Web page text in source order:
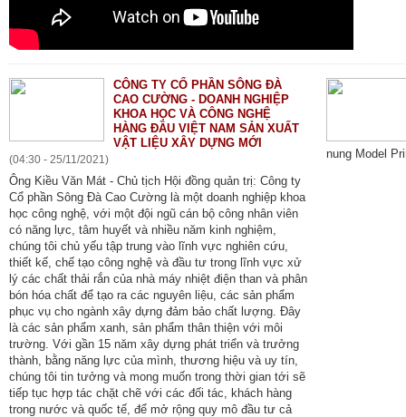
CÔNG TY CỔ PHẦN SÔNG ĐÀ
CAO CƯỜNG - DOANH NGHIỆP
KHOA HỌC VÀ CÔNG NGHỆ
HÀNG ĐẦU VIỆT NAM SẢN XUẤT
VẬT LIỆU XÂY DỰNG MỚI
(04:30 - 25/11/2021)
Ông Kiều Văn Mát - Chủ tịch Hội đồng quản trị: Công ty
Cổ phần Sông Đà Cao Cường là một doanh nghiệp khoa
học công nghệ, với một đội ngũ cán bộ công nhân viên
có năng lực, tâm huyết và nhiều năm kinh nghiệm,
chúng tôi chủ yếu tập trung vào lĩnh vực nghiên cứu,
thiết kế, chế tạo công nghệ và đầu tư trong lĩnh vực xử
lý các chất thải rắn của nhà máy nhiệt điện than và phân
bón hóa chất để tạo ra các nguyên liệu, các sản phẩm
phục vụ cho ngành xây dựng đảm bảo chất lượng. Đây
là các sản phẩm xanh, sản phẩm thân thiện với môi
trường. Với gần 15 năm xây dựng phát triển và trưởng
thành, bằng năng lực của mình, thương hiệu và uy tín,
chúng tôi tin tưởng và mong muốn trong thời gian tới sẽ
tiếp tục hợp tác chặt chẽ với các đối tác, khách hàng
trong nước và quốc tế, để mở rộng quy mô đầu tư cả
nung Model